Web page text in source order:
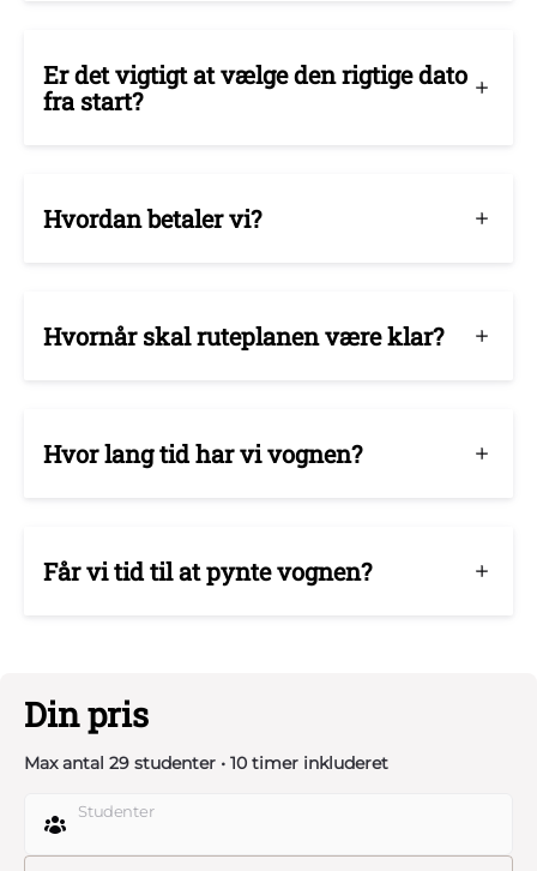
Er det vigtigt at vælge den rigtige dato
fra start?
Hvordan betaler vi?
Hvornår skal ruteplanen være klar?
Hvor lang tid har vi vognen?
Får vi tid til at pynte vognen?
Din pris
Max antal 29 studenter • 10 timer inkluderet
Studenter